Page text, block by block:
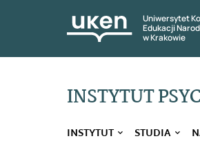
Uniwersytet
Edukacji
w Krakowie
INSTYTUT
INSTYTUT STUDIA